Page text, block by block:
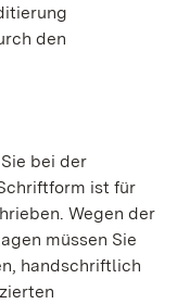
den
bei der
ist für
Wegen der
müssen Sie
handschriftlich